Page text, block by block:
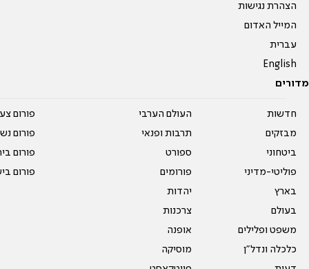
הצהרת נגישות
המייל האדום
עברית
English
מדורים
חדשות
מבזקים
ביטחוני
פוליטי-מדיני
בארץ
בעולם
משפט ופלילים
כלכלה ונדל"ן
העולם הערבי
תרבות ופנאי
ספורט
פורומים
יהדות
צרכנות
אופנה
מוסיקה
פורום
פורום
פורום
פורום